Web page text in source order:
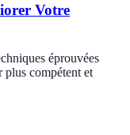
Votre
éprouvées
compétent et